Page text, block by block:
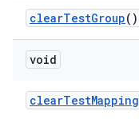
clearTestGroup()
void
clearTestMapping